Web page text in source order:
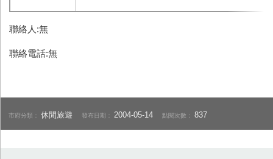
聯絡人:無
聯絡電話:無
市府分類：休閒旅遊 發布日期： 2004-05-14 點閱次數：837